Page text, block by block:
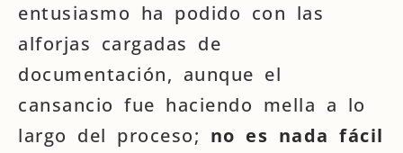
entusiasmo ha podido con las
alforjas cargadas de
documentación, aunque el
cansancio fue haciendo mella a lo
largo del proceso; no es nada fácil